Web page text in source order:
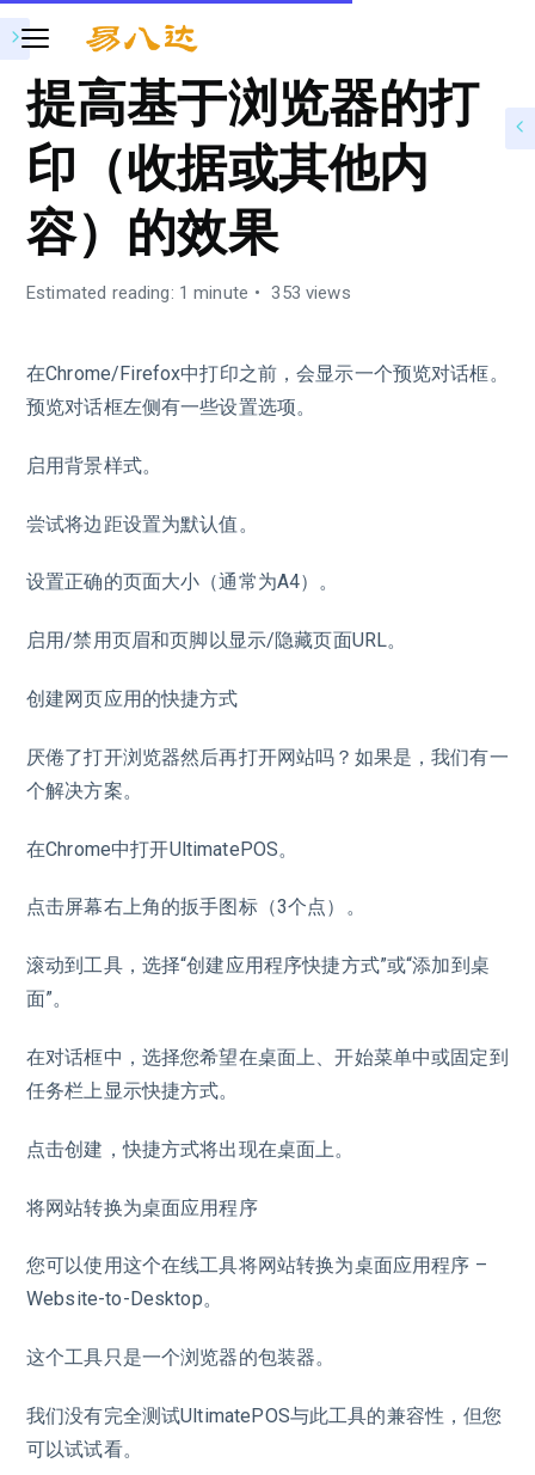
提高基于浏览器的打
印（收据或其他内
容）的效果
Estimated reading: 1 minute 353 views
在Chrome/Firefox中打印之前，会显示一个预览对话框。
预览对话框左侧有一些设置选项。
启用背景样式。
尝试将边距设置为默认值。
设置正确的页面大小（通常为A4）。
启用/禁用页眉和页脚以显示/隐藏页面URL。
创建网页应用的快捷方式
厌倦了打开浏览器然后再打开网站吗？如果是，我们有一
个解决方案。
在Chrome中打开UltimatePOS。
点击屏幕右上角的扳手图标（3个点）。
滚动到工具，选择“创建应用程序快捷方式”或“添加到桌
面”。
在对话框中，选择您希望在桌面上、开始菜单中或固定到
任务栏上显示快捷方式。
点击创建，快捷方式将出现在桌面上。
将网站转换为桌面应用程序
您可以使用这个在线工具将网站转换为桌面应用程序 –
Website-to-Desktop。
这个工具只是一个浏览器的包装器。
我们没有完全测试UltimatePOS与此工具的兼容性，但您
可以试试看。